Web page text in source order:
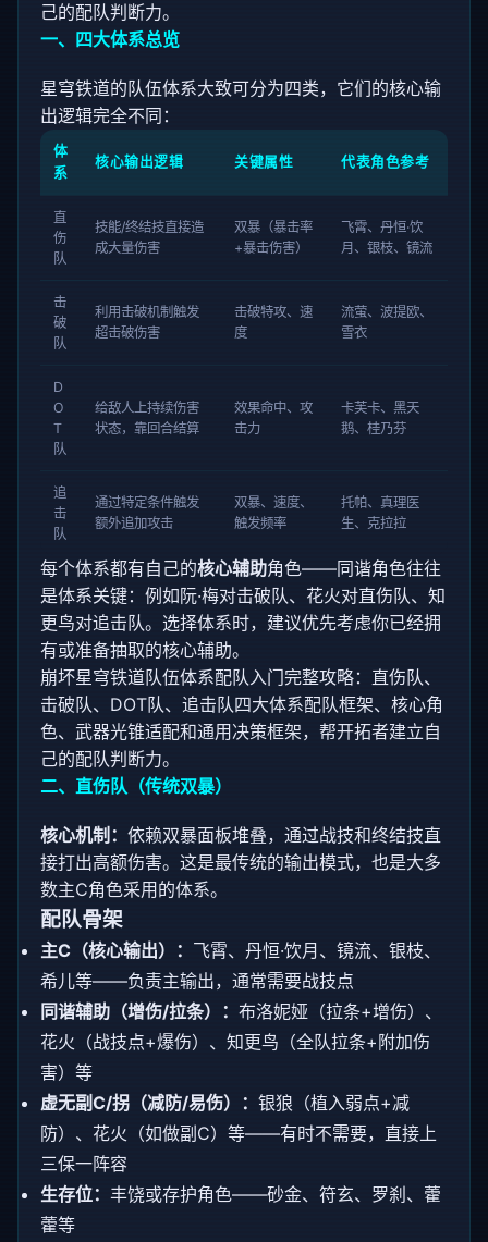
己的配队判断力。
一、四大体系总览
星穹铁道的队伍体系大致可分为四类，它们的核心输
出逻辑完全不同：
体
系
核心输出逻辑 关键属性 代表角色参考
直
伤
队
技能/终结技直接造
成大量伤害
双暴（暴击率
+暴击伤害）
飞霄、丹恒·饮
月、银枝、镜流
击
破
队
利用击破机制触发
超击破伤害
击破特攻、速
度
流萤、波提欧、
雪衣
D
O
T
队
给敌人上持续伤害
状态，靠回合结算
效果命中、攻
击力
卡芙卡、黑天
鹅、桂乃芬
追
击
队
通过特定条件触发
额外追加攻击
双暴、速度、
触发频率
托帕、真理医
生、克拉拉
每个体系都有自己的核心辅助角色——同谐角色往往
是体系关键：例如阮·梅对击破队、花火对直伤队、知
更鸟对追击队。选择体系时，建议优先考虑你已经拥
有或准备抽取的核心辅助。
崩坏星穹铁道队伍体系配队入门完整攻略：直伤队、
击破队、DOT队、追击队四大体系配队框架、核心角
色、武器光锥适配和通用决策框架，帮开拓者建立自
己的配队判断力。
二、直伤队（传统双暴）
核心机制： 依赖双暴面板堆叠，通过战技和终结技直
接打出高额伤害。这是最传统的输出模式，也是大多
数主C角色采用的体系。
配队骨架
主C（核心输出）： 飞霄、丹恒·饮月、镜流、银枝、
希儿等——负责主输出，通常需要战技点
同谐辅助（增伤/拉条）： 布洛妮娅（拉条+增伤）、
花火（战技点+爆伤）、知更鸟（全队拉条+附加伤
害）等
虚无副C/拐（减防/易伤）： 银狼（植入弱点+减
防）、花火（如做副C）等——有时不需要，直接上
三保一阵容
生存位： 丰饶或存护角色——砂金、符玄、罗刹、藿
藿等